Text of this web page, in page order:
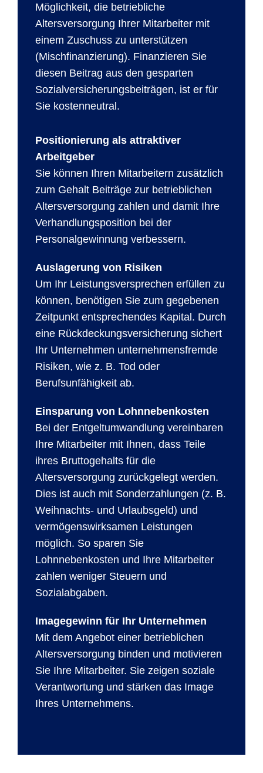
Möglichkeit, die betriebliche
Altersversorgung Ihrer Mitarbeiter mit
einem Zuschuss zu unterstützen
(Mischfinanzierung). Finanzieren Sie
diesen Beitrag aus den gesparten
Sozialversicherungsbeiträgen, ist er für
Sie kostenneutral.
Positionierung als attraktiver
Arbeitgeber
Sie können Ihren Mitarbeitern zusätzlich
zum Gehalt Beiträge zur betrieblichen
Altersversorgung zahlen und damit Ihre
Verhandlungsposition bei der
Personalgewinnung verbessern.
Auslagerung von Risiken
Um Ihr Leistungsversprechen erfüllen zu
können, benötigen Sie zum gegebenen
Zeitpunkt entsprechendes Kapital. Durch
eine Rückdeckungsversicherung sichert
Ihr Unternehmen unternehmensfremde
Risiken, wie z. B. Tod oder
Berufsunfähigkeit ab.
Einsparung von Lohnnebenkosten
Bei der Entgeltumwandlung vereinbaren
Ihre Mitarbeiter mit Ihnen, dass Teile
ihres Bruttogehalts für die
Altersversorgung zurückgelegt werden.
Dies ist auch mit Sonderzahlungen (z. B.
Weihnachts- und Urlaubsgeld) und
vermögenswirksamen Leistungen
möglich. So sparen Sie
Lohnnebenkosten und Ihre Mitarbeiter
zahlen weniger Steuern und
Sozialabgaben.
Imagegewinn für Ihr Unternehmen
Mit dem Angebot einer betrieblichen
Altersversorgung binden und motivieren
Sie Ihre Mitarbeiter. Sie zeigen soziale
Verantwortung und stärken das Image
Ihres Unternehmens.